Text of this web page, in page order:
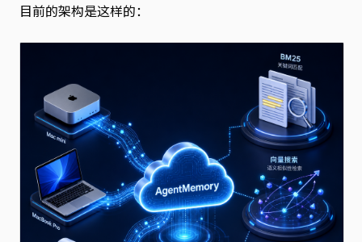
目前的架构是这样的：